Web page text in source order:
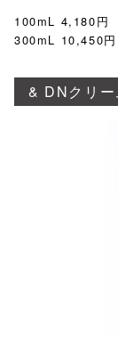
100mL 4,180円
300mL 10,450円
& DNクリー